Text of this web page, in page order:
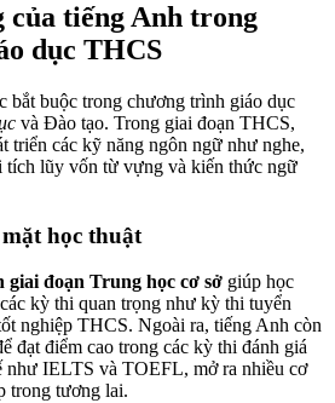
của tiếng Anh trong
dục THCS
bắt buộc trong chương trình giáo dục
và Đào tạo. Trong giai đoạn THCS,
triển các kỹ năng ngôn ngữ như nghe,
tích lũy vốn từ vựng và kiến thức ngữ
học thuật
giai đoạn Trung học cơ sở giúp học
kỳ thi quan trọng như kỳ thi tuyển
nghiệp THCS. Ngoài ra, tiếng Anh còn
đạt điểm cao trong các kỳ thi đánh giá
như IELTS và TOEFL, mở ra nhiều cơ
trong tương lai.